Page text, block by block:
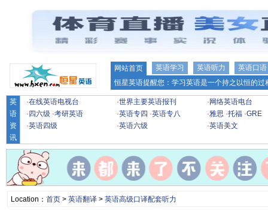
网站首页 英语学习 英语听力
英语口语
恒星英语提醒您：学习英语是一个持之以恒的
英
语
资
讯
·在线英语电视台 ·世界主要英语报刊 · 网络英语电台
· 四六级 ·考研英语 ·英语专四 ·英语专八 ·雅思 ·托福 ·GRE
·英语四级 ·英语六级 ·英语美文
Location： 首页> 英语翻译> 英语高级口译配套听力